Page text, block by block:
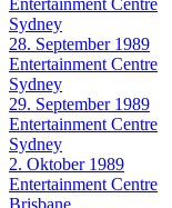
Sydney
28. September 1989
Entertainment Centre
Sydney
29. September 1989
Entertainment Centre
Sydney
2. Oktober 1989
Entertainment Centre
Brisbane